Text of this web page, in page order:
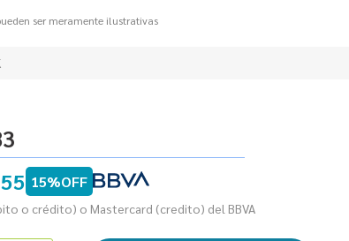
ser meramente ilustrativas
15%OFF
o crédito) o Mastercard (credito) del BBVA